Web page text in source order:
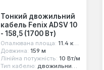
Тонкий двожильний
кабель Fenix ADSV 10
- 158,5 (1700 Вт)
Опалювана площа: 11.4 кв.м
Довжина: 159 м
Лінійна потужність: 10 Вт/м
Тип кабелю: двожильний екранований